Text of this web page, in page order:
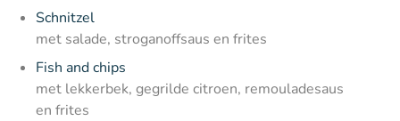
Schnitzel
met salade, stroganoffsaus en frites
Fish and chips
met lekkerbek, gegrilde citroen, remouladesaus
en frites